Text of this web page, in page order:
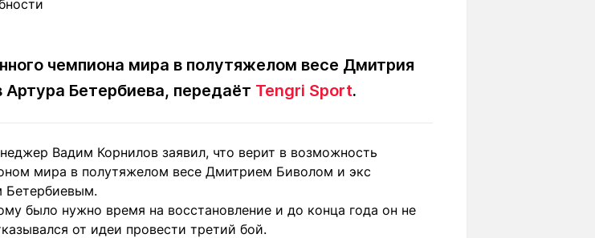
Вакансии Реклама Пресс-центр Светлая тема
Мы в социальных сетях
чемпиона мира в полутяжелом весе Дмитрия
Артура Бетербиева, передаёт Tengri Sport.
Вадим Корнилов заявил, что верит в возможность
мира в полутяжелом весе Дмитрием Биволом и экс
Бетербиевым.
было нужно время на восстановление и до конца года он не
от идеи провести третий бой.